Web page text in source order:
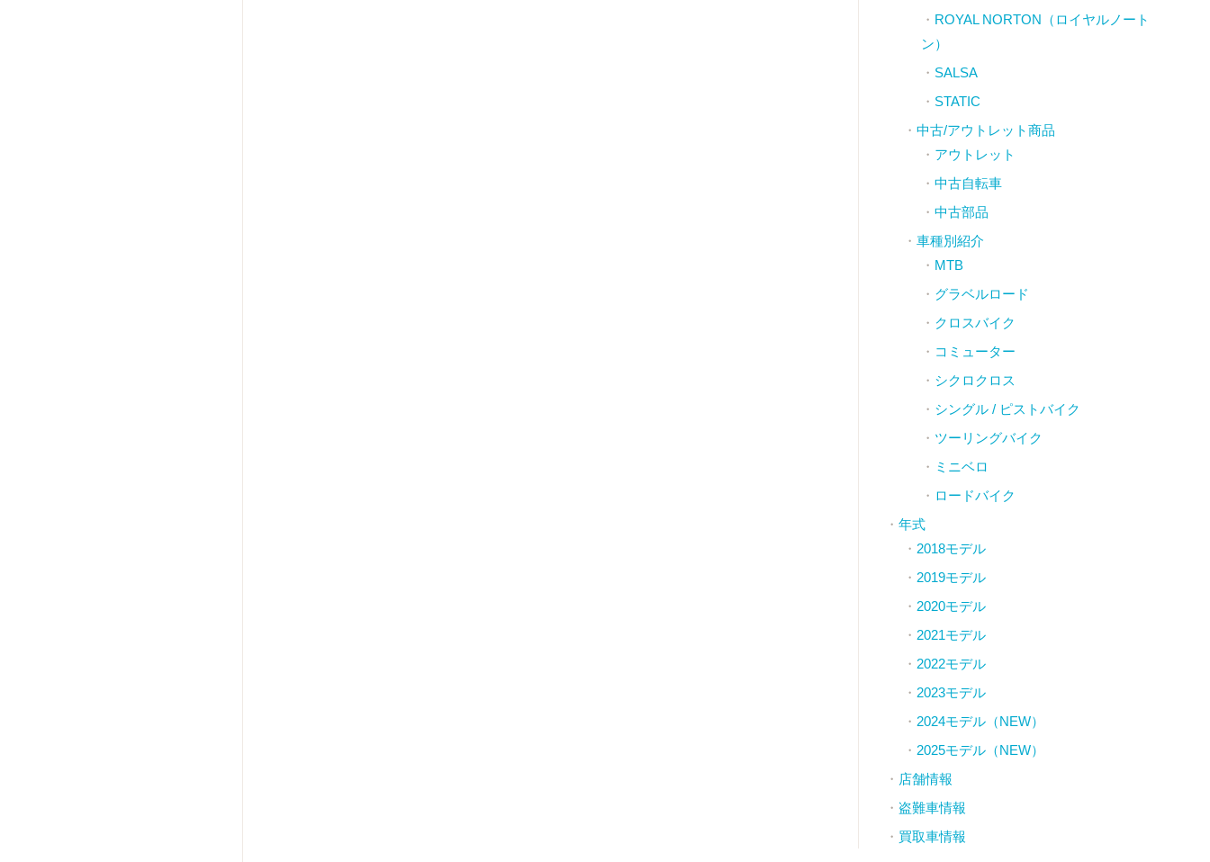
ROYAL NORTON（ロイヤルノート
ン）
SALSA
STATIC
中古/アウトレット商品
アウトレット
中古自転車
中古部品
車種別紹介
MTB
グラベルロード
クロスバイク
コミューター
シクロクロス
シングル / ピストバイク
ツーリングバイク
ミニベロ
ロードバイク
年式
2018モデル
2019モデル
2020モデル
2021モデル
2022モデル
2023モデル
2024モデル（NEW）
2025モデル（NEW）
店舗情報
盗難車情報
買取車情報